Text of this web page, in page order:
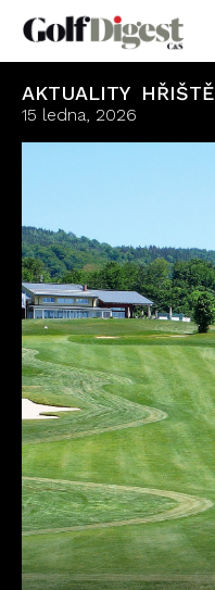
AKTUALITY HŘIŠTĚ
15 ledna, 2026